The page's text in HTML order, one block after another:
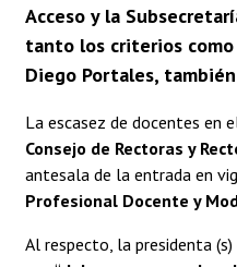
Acceso y la
tanto los criterios como
Diego Portales,
La escasez de docentes en
Consejo de Rectoras y
antesala de la entrada en
Profesional Docente y
Al respecto, la presidenta (s)